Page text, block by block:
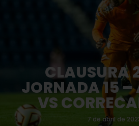
CLAUSURA
JORNADA 15 –
VS
7 de abril de